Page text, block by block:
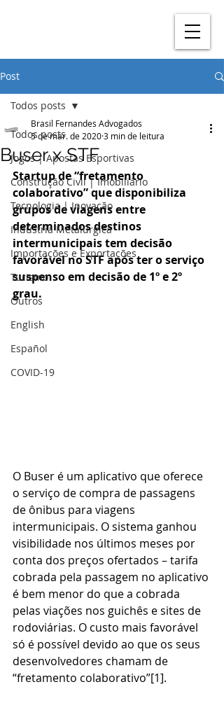
Post
Todos posts
Jogos | Apostas Esportivas
Construção Civil | Imobiliário
Tecnologia | Inovação
Indústria Metalúrgica
Importações e Exportações
Turismo
Outros
English
Español
COVID-19
Todos posts
Buser x STF
Brasil Fernandes Advogados
5 de mar. de 20203 min de leitura
Startup de “fretamento
colaborativo” que disponibiliza
grupos de viagens entre
determinados destinos
intermunicipais tem decisão
favorável no STF após ter o serviço
suspenso em decisão de 1º e 2º
grau.
O Buser é um aplicativo que oferece
o serviço de compra de passagens
de ônibus para viagens
intermunicipais. O sistema ganhou
visibilidade nos últimos meses por
conta dos preços ofertados – tarifa
cobrada pela passagem no aplicativo
é bem menor do que a cobrada
pelas viações nos guichês e sites de
rodoviárias. O custo mais favorável
só é possível devido ao que os seus
desenvolvedores chamam de
“fretamento colaborativo”[1].